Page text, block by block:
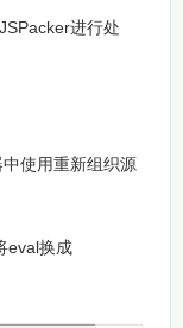
进行处
使用重新组织源
eval换成